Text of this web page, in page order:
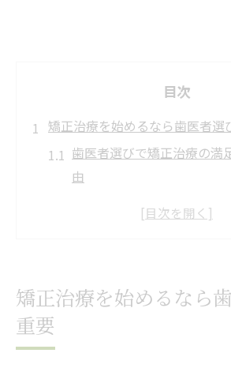
目次
矯正治療を始めるなら歯医者選
歯医者選びで矯正治療の満
由
信頼できる歯医者の見極め
矯正治療に強い歯医者の特
矯正治療を始めるなら
重要